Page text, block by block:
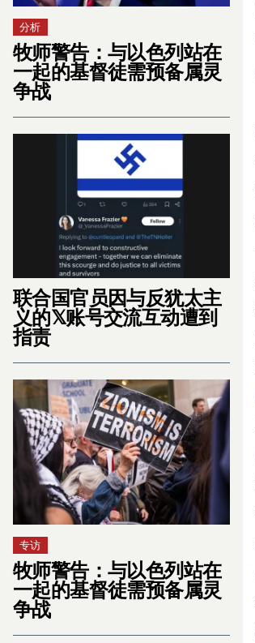
分析
牧师警告：与以色列站在
一起的基督徒需预备属灵
争战
联合国官员因与反犹太主
义的𝕏账号交流互动遭到
指责
专访
牧师警告：与以色列站在
一起的基督徒需预备属灵
争战